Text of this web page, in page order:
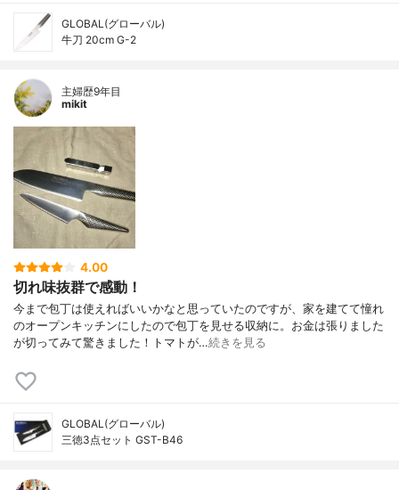
GLOBAL(グローバル)
牛刀 20cm G-2
主婦歴9年目
mikit
4.00
切れ味抜群で感動！
今まで包丁は使えればいいかなと思っていたのですが、家を建てて憧れ
のオープンキッチンにしたので包丁を見せる収納に。お金は張りました
が切ってみて驚きました！トマトが…続きを見る
GLOBAL(グローバル)
三徳3点セット GST-B46